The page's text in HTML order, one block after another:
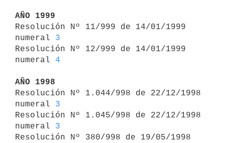
AÑO 1999
Resolución Nº 11/999 de 14/01/1999
numeral 3
Resolución Nº 12/999 de 14/01/1999
numeral 4
AÑO 1998
Resolución Nº 1.044/998 de 22/12/1998
numeral 3
Resolución Nº 1.045/998 de 22/12/1998
numeral 3
Resolución Nº 380/998 de 19/05/1998